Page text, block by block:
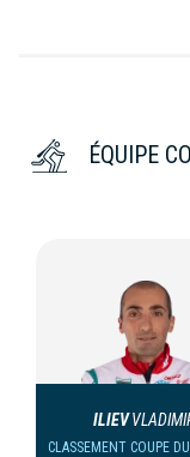
ÉQUIPE
ILIEV
CLASSEMENT COUPE